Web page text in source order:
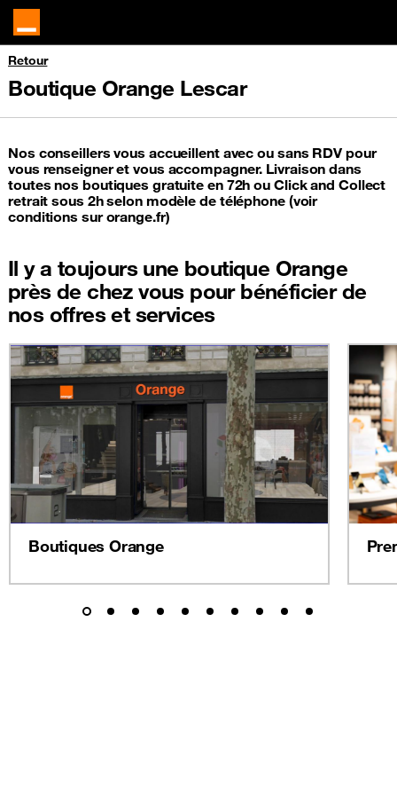
Retour
Boutique Orange Lescar
Nos conseillers vous accueillent avec ou sans RDV pour
vous renseigner et vous accompagner. Livraison dans
toutes nos boutiques gratuite en 72h ou Click and Collect
retrait sous 2h selon modèle de téléphone (voir
conditions sur orange.fr)
Il y a toujours une boutique Orange
près de chez vous pour bénéficier de
nos offres et services
Boutiques Orange